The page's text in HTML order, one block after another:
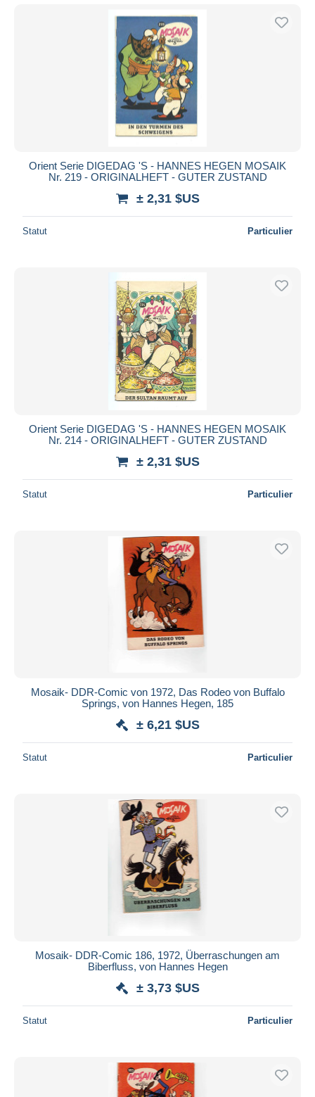
Orient Serie DIGEDAG 'S - HANNES HEGEN MOSAIK
Nr. 219 - ORIGINALHEFT - GUTER ZUSTAND
± 2,31 $US
Statut Particulier
Orient Serie DIGEDAG 'S - HANNES HEGEN MOSAIK
Nr. 214 - ORIGINALHEFT - GUTER ZUSTAND
± 2,31 $US
Statut Particulier
Mosaik- DDR-Comic von 1972, Das Rodeo von Buffalo
Springs, von Hannes Hegen, 185
± 6,21 $US
Statut Particulier
Mosaik- DDR-Comic 186, 1972, Überraschungen am
Biberfluss, von Hannes Hegen
± 3,73 $US
Statut Particulier